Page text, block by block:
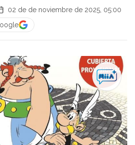
02 de de noviembre de 2025, 05:00